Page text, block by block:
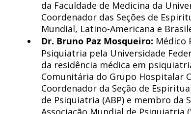
da Faculdade de Medicina da
Coordenador das Seções de
Mundial, Latino-Americana e
Dr. Bruno Paz Mosqueiro: Médico
Psiquiatria pela Universidade
da residência médica em
Comunitária do Grupo Hospitalar
Coordenador da Seção de
de Psiquiatria (ABP) e membro da
Associação Mundial de Psiquiatria